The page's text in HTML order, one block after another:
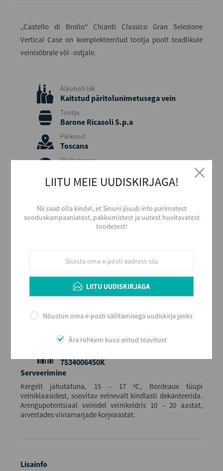
„Castello di Brolio“ Chianti Classico Gran Selezione
Vertical Case on komplekteeritud tootja poolt teadlikule
veinisõbrale või -ostjale.
Alkoholi liik
Kaitstud päritolunimetusega vein
Tootja
Barone Ricasoli S.p.a
Piirkond
Toscana
Päritolumaa
Viinamari
Aastakäik
2008
Maitse
Kuiv
Alkoholi sisaldus
14,5
4,5
1
7534006450K
Serveerimine
Kergelt jahutatuna, 15 – 17 ºC, Bordeaux tüüpi
veiniklaasidest, soovitav eelnevalt kindlasti dekanteerida.
Arengupotentsiaal veinidel veinikeldris 10 – 20 aastat,
arvestades viinamarjade korjeaastat.
Lisainfo
LIITU MEIE UUDISKIRJAGA!
Nii saad olla kindel, et Sinuni jõuab info parimatest
sooduskampaaniatest, pakkumistest ja uutest huvitavatest
toodetest!
LIITU UUDISKIRJAGA
Nõustun oma e-posti säilitamisega uudiskirja jaoks
Ära rohkem kuva antud teavitust